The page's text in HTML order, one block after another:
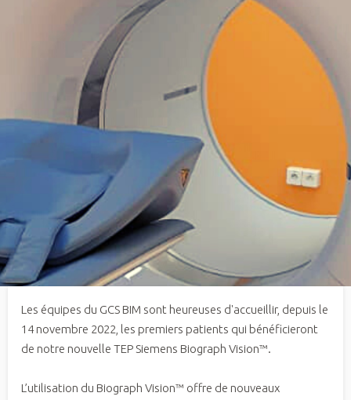
Les équipes du GCS BIM sont heureuses d'accueillir, depuis le
14 novembre 2022, les premiers patients qui bénéficieront
de notre nouvelle TEP Siemens Biograph Vision™.
L’utilisation du Biograph Vision™ offre de nouveaux